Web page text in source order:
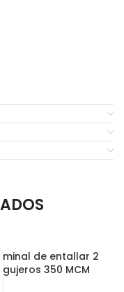
de entallar 2
Agujeros 350 MCM